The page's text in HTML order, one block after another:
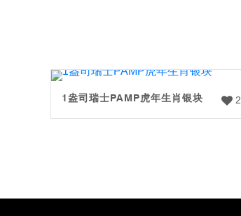
2
1盎司瑞士PAMP虎年生肖银块